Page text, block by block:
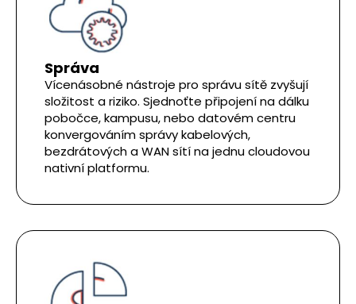
Správa
Vícenásobné nástroje pro správu sítě zvyšují
složitost a riziko. Sjednoťte připojení na dálku
pobočce, kampusu, nebo datovém centru
konvergováním správy kabelových,
bezdrátových a WAN sítí na jednu cloudovou
nativní platformu.